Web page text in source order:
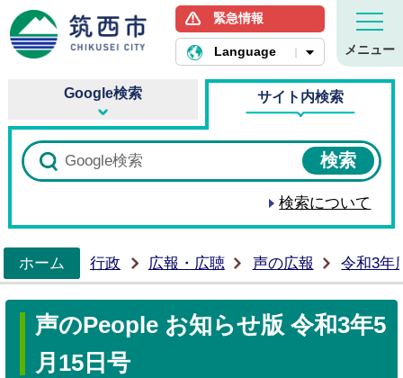
筑西市ホームページ
緊急情報
Language メニュー
Google検索 サイト内検索
検索について
ホーム
行政 広報・広聴 声の広報 令和3年
声のPeople お知らせ版 令和3年5
月15日号